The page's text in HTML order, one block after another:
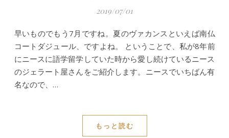
2019/07/01
早いものでもう7月ですね。夏のヴァカンスといえば南仏
コートダジュール、ですよね。 ということで、私が8年前
にニースに語学留学していた時から愛し続けているニース
のジェラート屋さんをご紹介します。ニースでいちばん有
名なので、…
もっと読む